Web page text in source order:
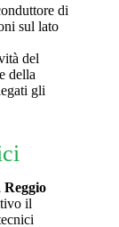
di
sul lato
del
della
gli
Reggio
il